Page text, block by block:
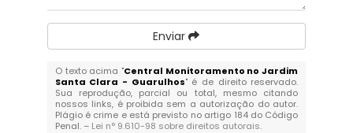
Enviar
O texto acima "Central Monitoramento no Jardim
Santa Clara - Guarulhos" é de direito reservado.
Sua reprodução, parcial ou total, mesmo citando
nossos links, é proibida sem a autorização do autor.
Plágio é crime e está previsto no artigo 184 do Código
Penal. – Lei n° 9.610-98 sobre direitos autorais.